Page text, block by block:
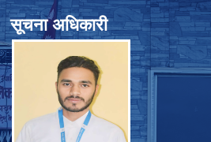
सूचना अधिकारी